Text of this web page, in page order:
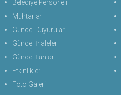
Belediye Personeli
Muhtarlar
Güncel Duyurular
Güncel İhaleler
Güncel İlanlar
Etkinlikler
Foto Galeri